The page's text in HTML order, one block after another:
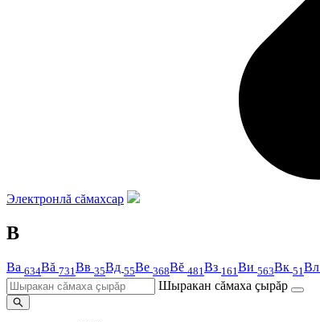
Электронлă сăмахсар
В
Ва 634Вă 731Вв 35Вд 55Ве 368Вĕ 481Вз 161Ви 563Вк 51Вл
Шыракан сăмаха çырăр